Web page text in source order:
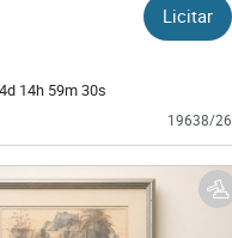
Licitar
4d 14h 59m 29s
19638/26